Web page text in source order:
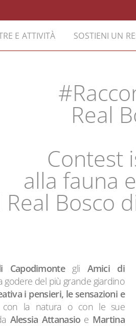
E ATTIVITÀ SOSTIENI UN
Real
Contest
alla fauna
Real Bosco
gli Amici di
del più grande giardino
i pensieri, le sensazioni e
con la natura o con le sue
Alessia Attanasio e Martina